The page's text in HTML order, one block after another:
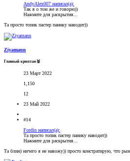
AndyAlex007 написал(а):
Так я о том же и говорю))
Нажмите для раскрытия...
Та просто топик пастер панику наводит))
Ziyamann
Главный криптан🥈
23 Март 2022
1,150
12
23 Май 2022
#14
Fordin написал(а):
Та просто топик пастер панику наводит))
Нажмите для раскрытия...
Та блин) ничего я не навожу)) просто констратирую, что